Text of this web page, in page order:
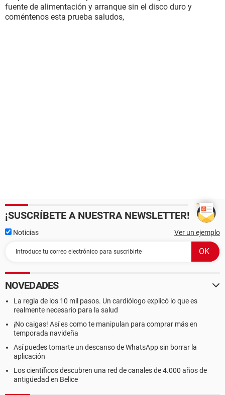
fuente de alimentación y arranque sin el disco duro y
coméntenos esta prueba saludos,
¡SUSCRÍBETE A NUESTRA NEWSLETTER!
Noticias Ver un ejemplo
NOVEDADES
La regla de los 10 mil pasos. Un cardiólogo explicó lo que es
realmente necesario para la salud
¡No caigas! Así es como te manipulan para comprar más en
temporada navideña
Así puedes tomarte un descanso de WhatsApp sin borrar la
aplicación
Los científicos descubren una red de canales de 4.000 años de
antigüedad en Belice